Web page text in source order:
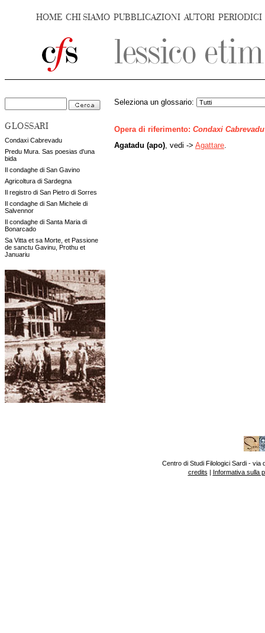
HOME CHI SIAMO PUBBLICAZIONI AUTORI PERIODICI
GLOSSARI
Condaxi Cabrevadu
Predu Mura. Sas poesias d'una
bida
Il condaghe di San Gavino
Agricoltura di Sardegna
Il registro di San Pietro di Sorres
Il condaghe di San Michele di
Salvennor
Il condaghe di Santa Maria di
Bonarcado
Sa Vitta et sa Morte, et Passione
de sanctu Gavinu, Prothu et
Januariu
Seleziona un glossario:
Opera di riferimento: Condaxi Cabrevadu
Agatadu (apo) , vedi -> Agattare
Centro di Studi Filologici Sardi - via
credits | Informativa sulla